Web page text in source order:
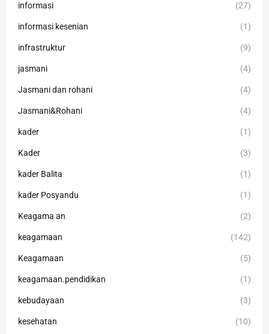
informasi (27)
informasi kesenian (1)
infrastruktur (9)
jasmani (4)
Jasmani dan rohani (4)
Jasmani&Rohani (4)
kader (1)
Kader (3)
kader Balita (1)
kader Posyandu (1)
Keagama an (2)
keagamaan (142)
Keagamaan (5)
keagamaan.pendidikan (1)
kebudayaan (3)
kesehatan (10)